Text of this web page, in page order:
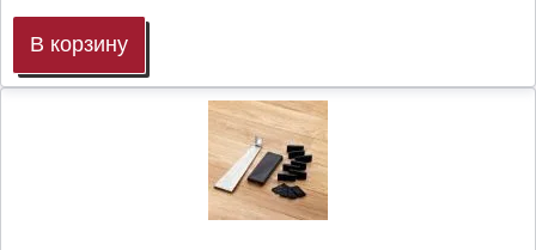
В корзину